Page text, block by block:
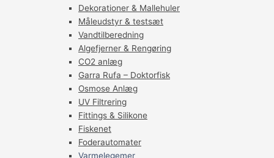
Dekorationer & Mallehuler
Måleudstyr & testsæt
Vandtilberedning
Algefjerner & Rengøring
CO2 anlæg
Garra Rufa – Doktorfisk
Osmose Anlæg
UV Filtrering
Fittings & Silikone
Fiskenet
Foderautomater
Varmelegemer